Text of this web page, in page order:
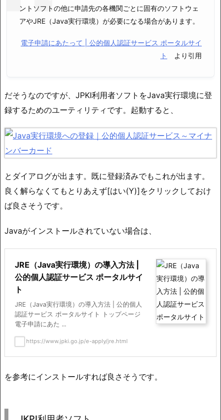
ントソフトの他に申請先の各機関ごとに固有のソフトウェ
アやJRE（Java実行環境）が必要になる場合があります。
電子申請にあたって | 公的個人認証サービス ポータルサイ
ト
より引用
だそうなのですが、JPKI利用者ソフトをJava実行環境に登
録するためのユーティリティです。起動すると、
とダイアログが出ます。既に登録済みでもこれが出ます。
良く解らなくてもとりあえず[はい(Y)]をクリックしておけ
ば良さそうです。
Javaがインストールされていない場合は、
JRE（Java実行環境）の導入方法 |
公的個人認証サービス ポータルサイ
ト
JRE（Java実行環境）の導入方法 | 公的個人
認証サービス ポータルサイト トップページ
電子申請にあた ...
https://www.jpki.go.jp/e-apply/jre.html
を参考にインストールすれば良さそうです。